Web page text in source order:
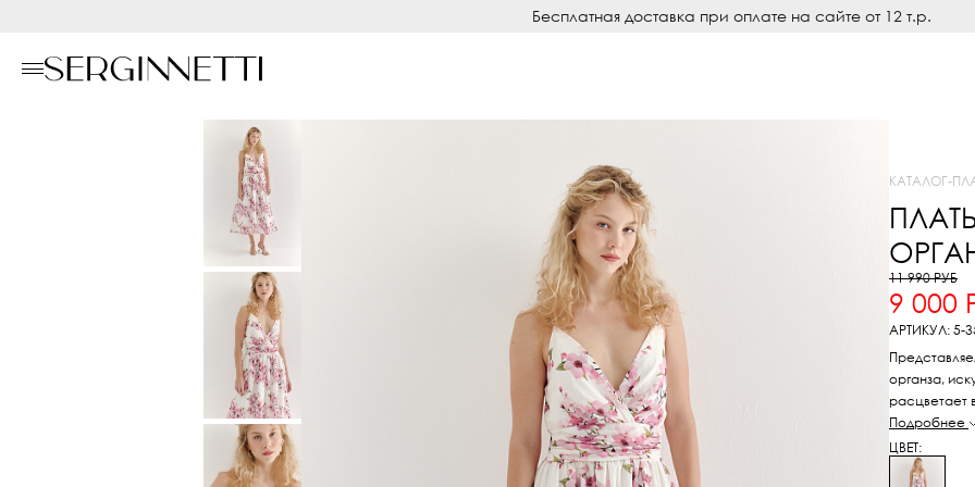
Бесплатная доставка при оплате на сайте от 12 т.р.
КАТАЛОГ-
11 990 РУБ
9 000
АРТИКУЛ: 5-
органза,
расцветает
льна.
Подробнее
ЦВЕТ: